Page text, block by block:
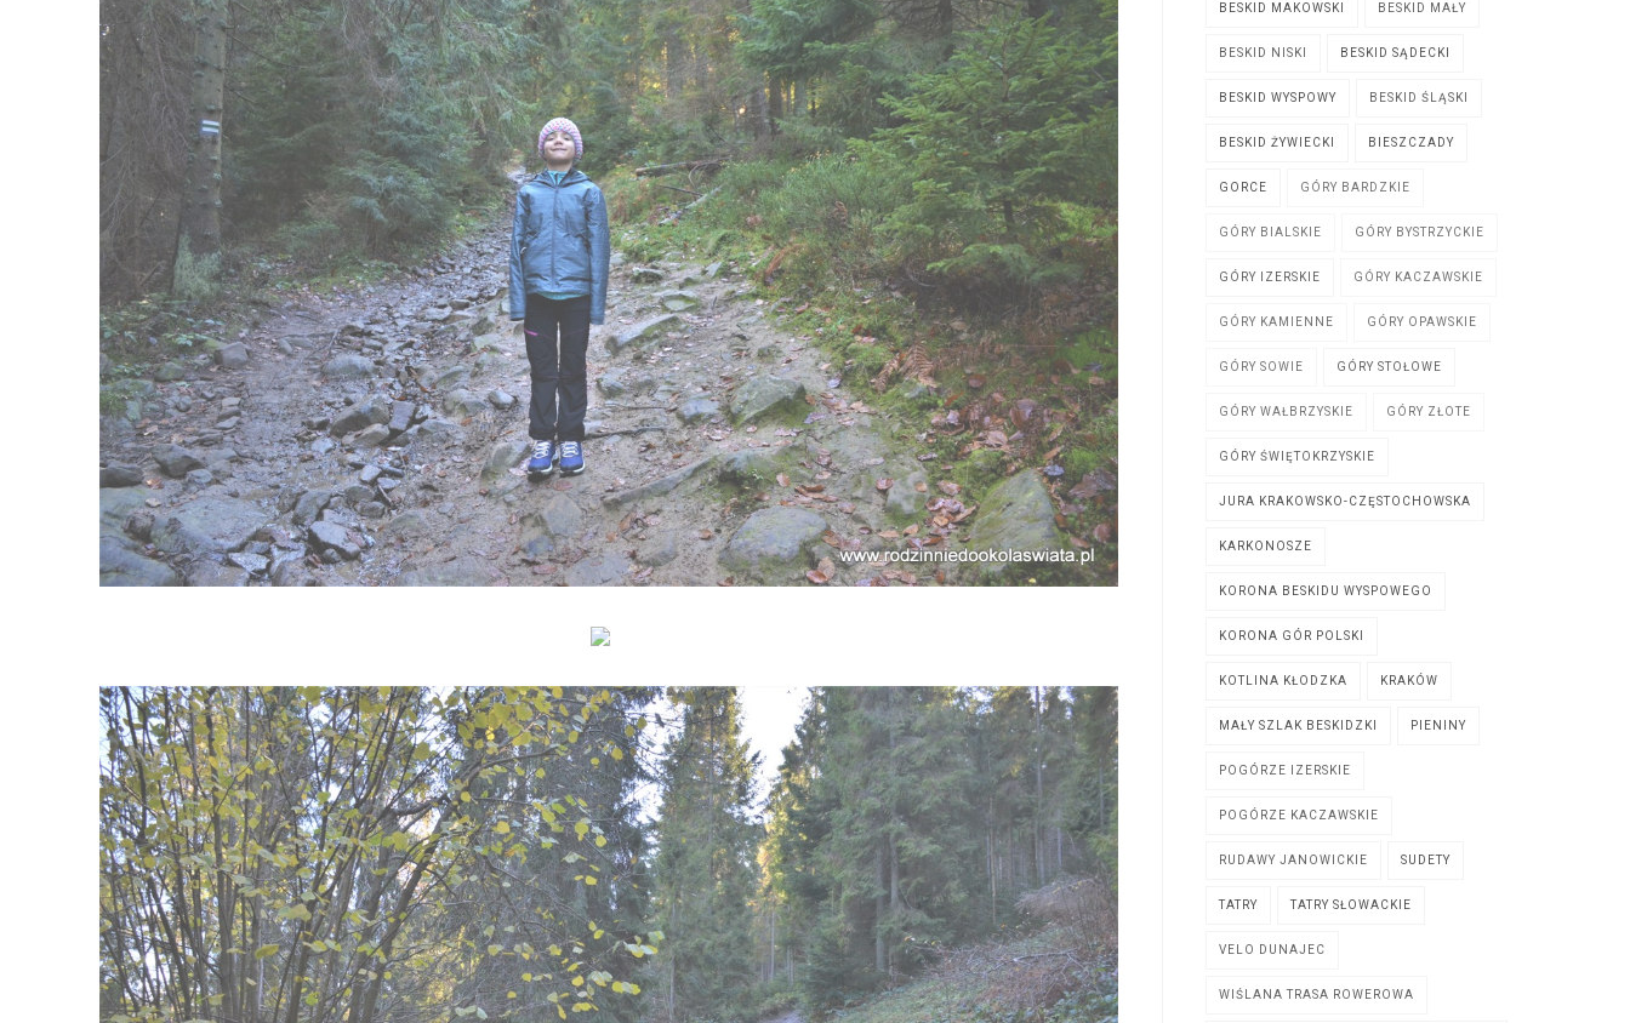
BESKID MAKOWSKI BESKID MAŁY
BESKID NISKI BESKID SĄDECKI
BESKID WYSPOWY BESKID ŚLĄSKI
BESKID ŻYWIECKI BIESZCZADY
GORCE GÓRY BARDZKIE
GÓRY BIALSKIE GÓRY BYSTRZYCKIE
GÓRY IZERSKIE GÓRY KACZAWSKIE
GÓRY KAMIENNE GÓRY OPAWSKIE
GÓRY SOWIE GÓRY STOŁOWE
GÓRY WAŁBRZYSKIE GÓRY ZŁOTE
GÓRY ŚWIĘTOKRZYSKIE
JURA KRAKOWSKO-CZĘSTOCHOWSKA
KARKONOSZE
KORONA BESKIDU WYSPOWEGO
KORONA GÓR POLSKI
KOTLINA KŁODZKA KRAKÓW
MAŁY SZLAK BESKIDZKI PIENINY
POGÓRZE IZERSKIE
POGÓRZE KACZAWSKIE
RUDAWY JANOWICKIE SUDETY
TATRY TATRY SŁOWACKIE
VELO DUNAJEC
WIŚLANA TRASA ROWEROWA